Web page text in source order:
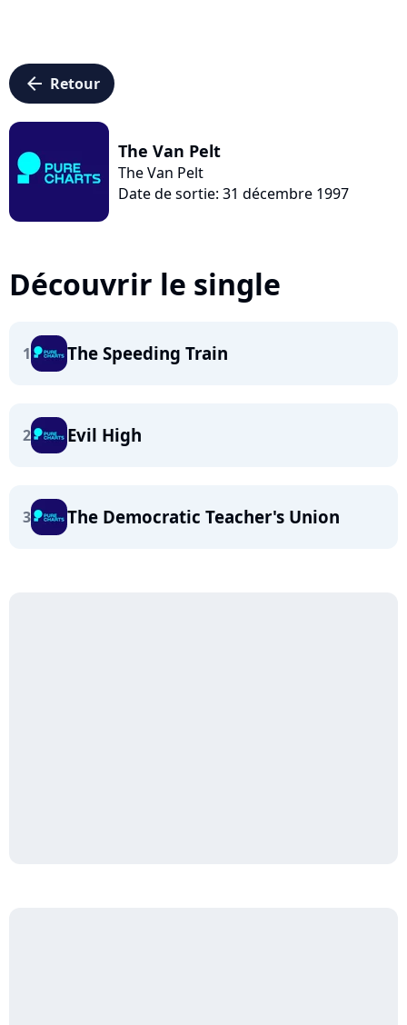
arrow_left Retour
The Van Pelt
The Van Pelt
Date de sortie: 31 décembre 1997
Découvrir le single
1 The Speeding Train
2 Evil High
3 The Democratic Teacher's Union